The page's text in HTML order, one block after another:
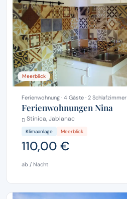
Meerblick
Ferienwohnung · 4 Gäste · 2 Schlafzimmer
Ferienwohnungen Nina
Stinica, Jablanac
Klimaanlage Meerblick
110,00 €
ab / Nacht